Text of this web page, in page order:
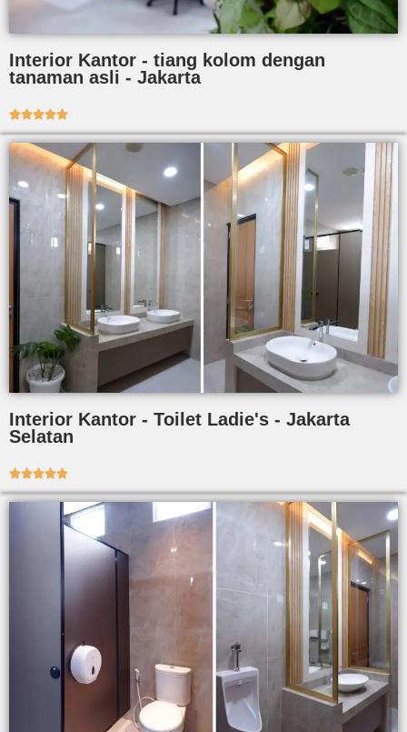
Interior Kantor - tiang kolom dengan
tanaman asli - Jakarta

Interior Kantor - Toilet Ladie's - Jakarta
Selatan
